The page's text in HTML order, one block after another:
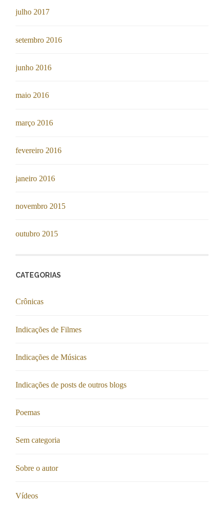
julho 2017
setembro 2016
junho 2016
maio 2016
março 2016
fevereiro 2016
janeiro 2016
novembro 2015
outubro 2015
CATEGORIAS
Crônicas
Indicações de Filmes
Indicações de Músicas
Indicações de posts de outros blogs
Poemas
Sem categoria
Sobre o autor
Vídeos